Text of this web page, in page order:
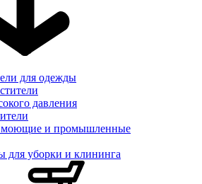
для одежды
давления
и промышленные
для уборки и клининга